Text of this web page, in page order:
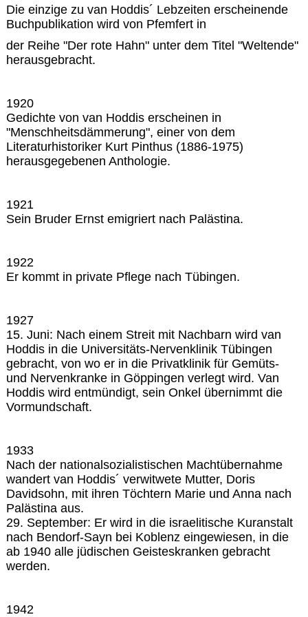
Die einzige zu van Hoddis´ Lebzeiten erscheinende
Buchpublikation wird von Pfemfert in
der Reihe "Der rote Hahn" unter dem Titel "Weltende"
herausgebracht.
1920
Gedichte von van Hoddis erscheinen in
"Menschheitsdämmerung", einer von dem
Literaturhistoriker Kurt Pinthus (1886-1975)
herausgegebenen Anthologie.
1921
Sein Bruder Ernst emigriert nach Palästina.
1922
Er kommt in private Pflege nach Tübingen.
1927
15. Juni: Nach einem Streit mit Nachbarn wird van
Hoddis in die Universitäts-Nervenklinik Tübingen
gebracht, von wo er in die Privatklinik für Gemüts-
und Nervenkranke in Göppingen verlegt wird. Van
Hoddis wird entmündigt, sein Onkel übernimmt die
Vormundschaft.
1933
Nach der nationalsozialistischen Machtübernahme
wandert van Hoddis´ verwitwete Mutter, Doris
Davidsohn, mit ihren Töchtern Marie und Anna nach
Palästina aus.
29. September: Er wird in die israelitische Kuranstalt
nach Bendorf-Sayn bei Koblenz eingewiesen, in die
ab 1940 alle jüdischen Geisteskranken gebracht
werden.
1942